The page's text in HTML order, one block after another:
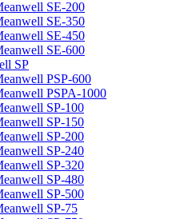
SE-200
SE-350
SE-450
SE-600
SP
PSP-600
PSPA-1000
SP-100
SP-150
SP-200
SP-240
SP-320
SP-480
SP-500
SP-75